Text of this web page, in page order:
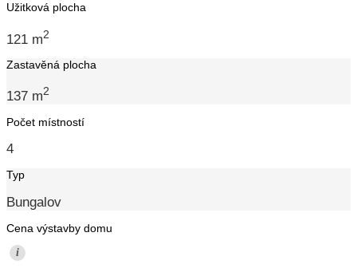
Užitková plocha
121 m2
Zastavěná plocha
137 m2
Počet místností
4
Typ
Bungalov
Cena výstavby domu
i